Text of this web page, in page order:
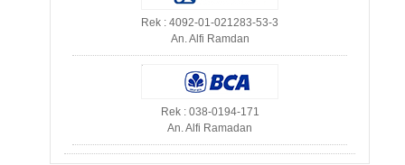
Rek : 4092-01-021283-53-3
An. Alfi Ramdan
Rek : 038-0194-171
An. Alfi Ramadan